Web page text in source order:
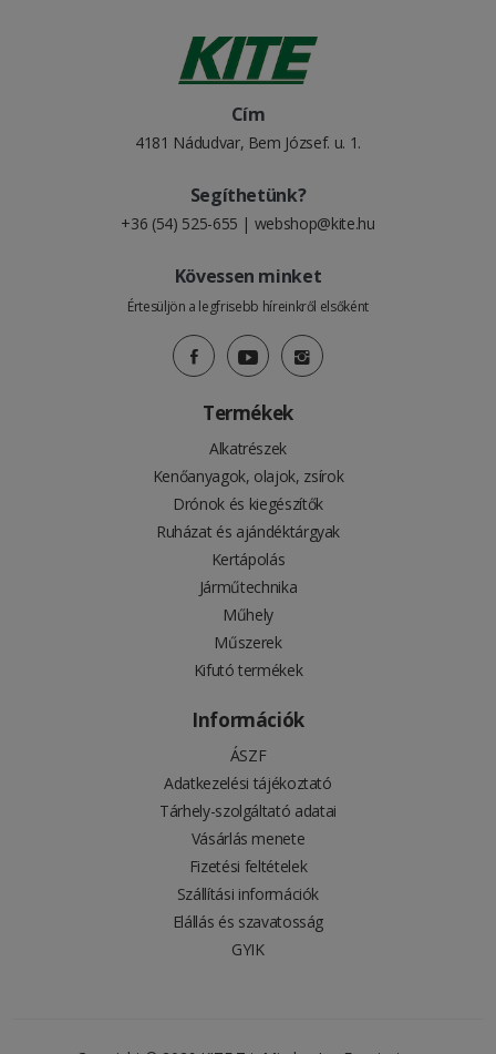
Cím
4181 Nádudvar, Bem József. u. 1.
Segíthetünk?
+36 (54) 525-655 | webshop@kite.hu
Kövessen minket
Értesüljön a legfrisebb híreinkről elsőként
Termékek
Alkatrészek
Kenőanyagok, olajok, zsírok
Drónok és kiegészítők
Ruházat és ajándéktárgyak
Kertápolás
Járműtechnika
Műhely
Műszerek
Kifutó termékek
Információk
ÁSZF
Adatkezelési tájékoztató
Tárhely-szolgáltató adatai
Vásárlás menete
Fizetési feltételek
Szállítási információk
Elállás és szavatosság
GYIK